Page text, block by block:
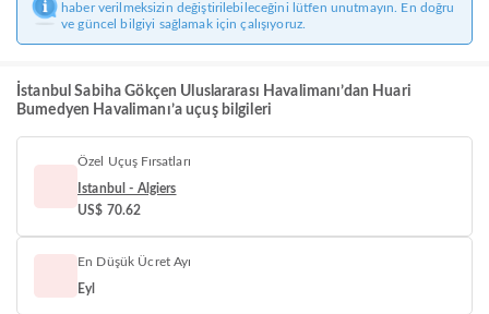
haber verilmeksizin değiştirilebileceğini lütfen unutmayın. En doğru
ve güncel bilgiyi sağlamak için çalışıyoruz.
İstanbul Sabiha Gökçen Uluslararası Havalimanı’dan Huari
Bumedyen Havalimanı’a uçuş bilgileri
Özel Uçuş Fırsatları
Istanbul - Algiers
US$ 70.62
En Düşük Ücret Ayı
Eyl